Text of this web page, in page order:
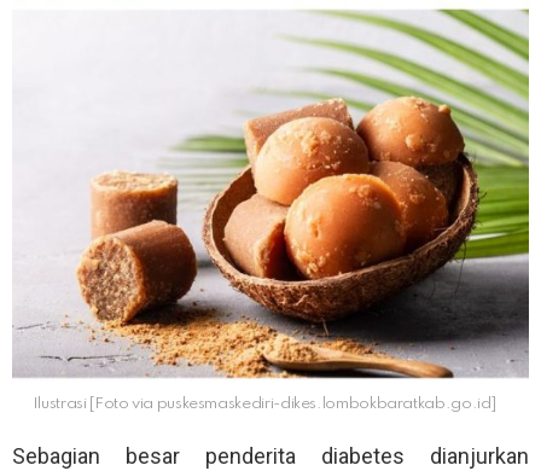
Ilustrasi [Foto via puskesmaskediri-dikes.lombokbaratkab.go.id]
Sebagian besar penderita diabetes dianjurkan